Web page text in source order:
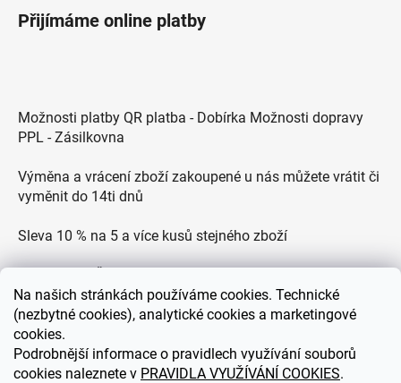
Na našich stránkách používáme cookies. Technické
(nezbytné cookies), analytické cookies a marketingové
cookies.
Podrobnější informace o pravidlech využívání souborů
cookies naleznete v PRAVIDLA VYUŽÍVÁNÍ COOKIES.
Přijímáme online platby
Možnosti platby QR platba - Dobírka Možnosti dopravy
PPL - Zásilkovna
Výměna a vrácení zboží zakoupené u nás můžete vrátit či
vyměnit do 14ti dnů
Sleva 10 % na 5 a více kusů stejného zboží
Zákaznická podpora každý všední den od 9.00 do 18.00
hodin